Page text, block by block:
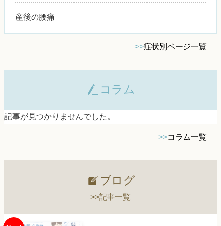
産後の腰痛
>>症状別ページ一覧
コラム
記事が見つかりませんでした。
>>コラム一覧
ブログ
>>記事一覧